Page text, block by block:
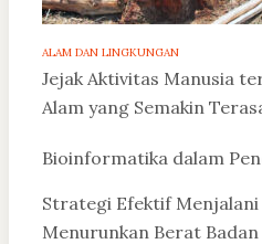
ALAM DAN LINGKUNGAN
Jejak Aktivitas Manusia
Alam yang Semakin
Bioinformatika dalam
Strategi Efektif
Menurunkan Berat Badan